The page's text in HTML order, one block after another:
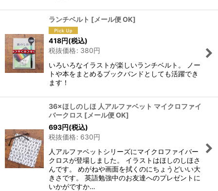
ランチベルト [メール便 OK]
418円(税込)
税抜価格: 380円
いろいろなイラストが楽しいランチベルト。 ノー
トや本をまとめるブックバンドとしても活躍でき
ます！
36×ほしのしほ 人アルファベット マイクロファイ
バークロス [メール便 OK]
693円(税込)
税抜価格: 630円
人アルファベットシリーズにマイクロファイバー
クロスが登場しました。 イラストはほしのしほさ
んです。 めがねや画面を拭くのにちょうどいい大
きさです。 英語勉強中のお友達へのプレゼントに
いかがですか…